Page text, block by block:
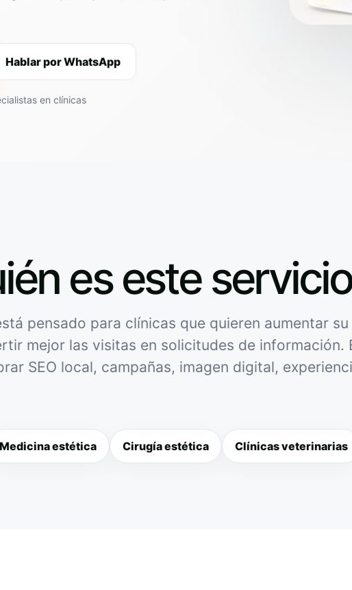
Hablar por WhatsApp
en clínicas
es este
pensado para clínicas que quieren aumentar
mejor las visitas en solicitudes de información.
SEO local, campañas, imagen digital,
Medicina estética Cirugía estética Clínicas veterinarias